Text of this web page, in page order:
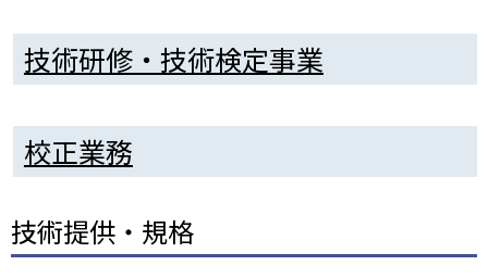
技術研修・技術検定事業
校正業務
技術提供・規格